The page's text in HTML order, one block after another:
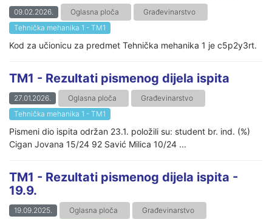
09.02.2026. Oglasna ploča
Građevinarstvo
Tehnička mehanika 1 - TM1
Kod za učionicu za predmet Tehnička mehanika 1 je c5p2y3rt.
TM1 - Rezultati pismenog dijela ispita
27.01.2026. Oglasna ploča
Građevinarstvo
Tehnička mehanika 1 - TM1
Pismeni dio ispita održan 23.1. položili su: student br. ind. (%)
Cigan Jovana 15/24 92 Savić Milica 10/24 ...
TM1 - Rezultati pismenog dijela ispita -
19.9.
19.09.2025. Oglasna ploča
Građevinarstvo